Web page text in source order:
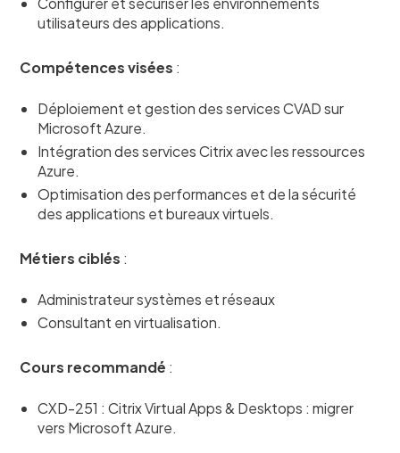
utilisateurs des applications.
Compétences visées :
Déploiement et gestion des services CVAD sur
Microsoft Azure.
Intégration des services Citrix avec les ressources
Azure.
Optimisation des performances et de la sécurité
des applications et bureaux virtuels.
Métiers ciblés :
Administrateur systèmes et réseaux
Consultant en virtualisation.
Cours recommandé :
CXD-251 : Citrix Virtual Apps & Desktops : migrer
vers Microsoft Azure.